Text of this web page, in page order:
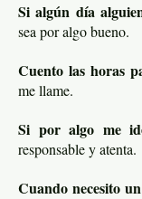
Si algún día
sea por algo bueno.
Cuento las horas
me llame.
Si por algo me
responsable y atenta.
Cuando necesito